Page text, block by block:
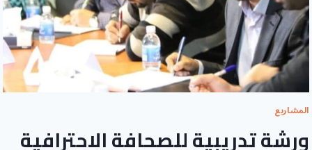
المشاريع
ورشة تدريبية للصحافة الاحترافية